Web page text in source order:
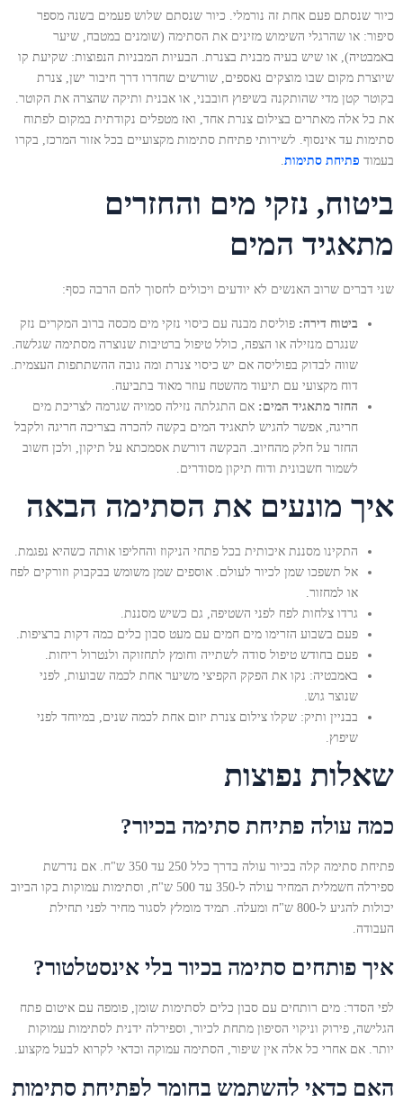
כיור שנסתם פעם אחת זה נורמלי. כיור שנסתם שלוש פעמים בשנה מספר
סיפור: או שהרגלי השימוש מזינים את הסתימה (שומנים במטבח, שיער
באמבטיה), או שיש בעיה מבנית בצנרת. הבעיות המבניות הנפוצות: שקיעת קו
שיוצרת מקום שבו מוצקים נאספים, שורשים שחדרו דרך חיבור ישן, צנרת
בקוטר קטן מדי שהותקנה בשיפוץ חובבני, או אבנית ותיקה שהצרה את הקוטר.
את כל אלה מאתרים בצילום צנרת אחד, ואז מטפלים נקודתית במקום לפתוח
סתימות עד אינסוף. לשירותי פתיחת סתימות מקצועיים בכל אזור המרכז, בקרו
בעמוד פתיחת סתימות
ביטוח, נזקי מים והחזרים
מתאגיד המים
שני דברים שרוב האנשים לא יודעים ויכולים לחסוך להם הרבה כסף:
ביטוח דירה: פוליסת מבנה עם כיסוי נזקי מים מכסה ברוב המקרים נזק
שנגרם מנזילה או הצפה, כולל טיפול ברטיבות שנוצרה מסתימה שגלשה.
שווה לבדוק בפוליסה אם יש כיסוי צנרת ומה גובה ההשתתפות העצמית.
דוח מקצועי עם תיעוד מהשטח עוזר מאוד בתביעה.
החזר מתאגיד המים: אם התגלתה נזילה סמויה שגרמה לצריכת מים
חריגה, אפשר להגיש לתאגיד המים בקשה להכרה בצריכה חריגה ולקבל
החזר על חלק מהחיוב. הבקשה דורשת אסמכתא על תיקון, ולכן חשוב
לשמור חשבונית ודוח תיקון מסודרים.
איך מונעים את הסתימה הבאה
התקינו מסננת איכותית בכל פתחי הניקוז והחליפו אותה כשהיא נפגמת.
אל תשפכו שמן לכיור לעולם. אוספים שמן משומש בבקבוק וזורקים לפח
או למחזור.
גרדו צלחות לפח לפני השטיפה, גם כשיש מסננת.
פעם בשבוע הזרימו מים חמים עם מעט סבון כלים כמה דקות ברציפות.
פעם בחודש טיפול סודה לשתייה וחומץ לתחזוקה ולנטרול ריחות.
באמבטיה: נקו את הפקק הקפיצי משיער אחת לכמה שבועות, לפני
שנוצר גוש.
בבניין ותיק: שקלו צילום צנרת יזום אחת לכמה שנים, במיוחד לפני
שיפוץ.
שאלות נפוצות
כמה עולה פתיחת סתימה בכיור?
פתיחת סתימה קלה בכיור עולה בדרך כלל 250 עד 350 ש"ח. אם נדרשת
ספירלה חשמלית המחיר עולה ל-350 עד 500 ש"ח, וסתימות עמוקות בקו הביוב
יכולות להגיע ל-800 ש"ח ומעלה. תמיד מומלץ לסגור מחיר לפני תחילת
העבודה.
איך פותחים סתימה בכיור בלי אינסטלטור?
לפי הסדר: מים רותחים עם סבון כלים לסתימות שומן, פומפה עם איטום פתח
הגלישה, פירוק וניקוי הסיפון מתחת לכיור, וספירלה ידנית לסתימות עמוקות
יותר. אם אחרי כל אלה אין שיפור, הסתימה עמוקה וכדאי לקרוא לבעל מקצוע.
האם כדאי להשתמש בחומר לפתיחת סתימות